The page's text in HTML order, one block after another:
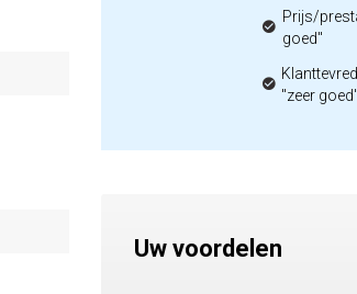
Prijs/
goed"
"zeer goed"
Uw voordelen